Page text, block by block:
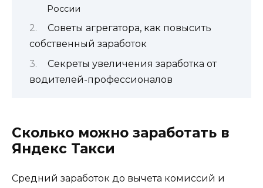
России
Советы агрегатора, как повысить
собственный заработок
Секреты увеличения заработка от
водителей-профессионалов
Сколько можно заработать в
Яндекс Такси
Средний заработок до вычета комиссий и